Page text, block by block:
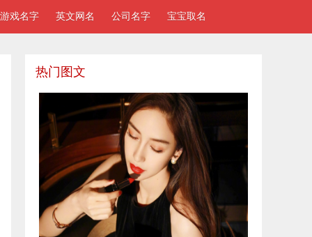
游戏名字 英文网名 公司名字 宝宝取名
热门图文